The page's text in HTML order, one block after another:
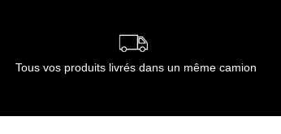
Tous vos produits livrés dans un même camion